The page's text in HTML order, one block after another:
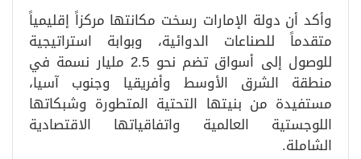
وأكد أن دولة الإمارات رسخت مكانتها مركزاً إقليمياً
متقدماً للصناعات الدوائية، وبوابة استراتيجية
للوصول إلى أسواق تضم نحو 2.5 مليار نسمة في
منطقة الشرق الأوسط وأفريقيا وجنوب آسيا،
مستفيدة من بنيتها التحتية المتطورة وشبكاتها
اللوجستية العالمية واتفاقياتها الاقتصادية
الشاملة.